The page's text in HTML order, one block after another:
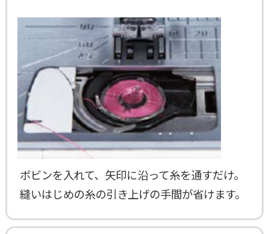
ボビンを入れて、矢印に沿って糸を通すだけ。
縫いはじめの糸の引き上げの手間が省けます。